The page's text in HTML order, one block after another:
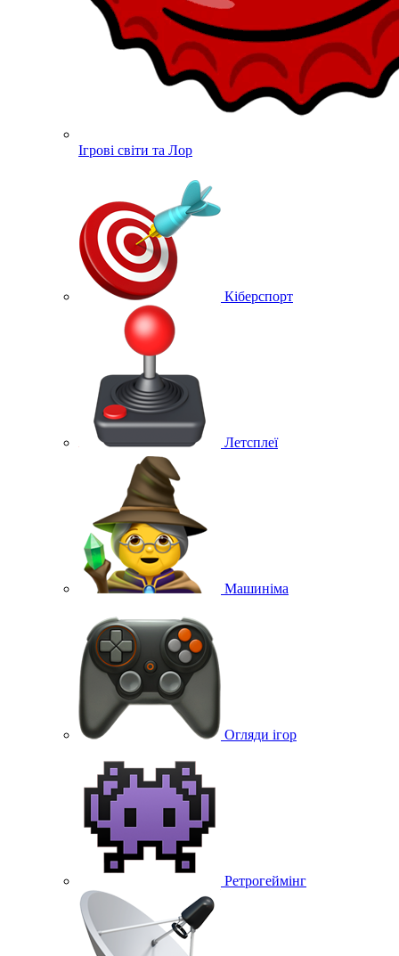
Ігрові світи та Лор
Кіберспорт
Летсплеї
Машиніма
Огляди ігор
Ретрогеймінг